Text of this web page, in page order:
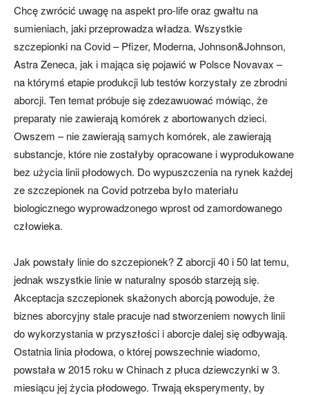
Chcę zwrócić uwagę na aspekt pro-life oraz gwałtu na
sumieniach, jaki przeprowadza władza. Wszystkie
szczepionki na Covid – Pfizer, Moderna, Johnson&Johnson,
Astra Zeneca, jak i mająca się pojawić w Polsce Novavax –
na którymś etapie produkcji lub testów korzystały ze zbrodni
aborcji. Ten temat próbuje się zdezawuować mówiąc, że
preparaty nie zawierają komórek z abortowanych dzieci.
Owszem – nie zawierają samych komórek, ale zawierają
substancje, które nie zostałyby opracowane i wyprodukowane
bez użycia linii płodowych. Do wypuszczenia na rynek każdej
ze szczepionek na Covid potrzeba było materiału
biologicznego wyprowadzonego wprost od zamordowanego
człowieka.
Jak powstały linie do szczepionek? Z aborcji 40 i 50 lat temu,
jednak wszystkie linie w naturalny sposób starzeją się.
Akceptacja szczepionek skażonych aborcją powoduje, że
biznes aborcyjny stale pracuje nad stworzeniem nowych linii
do wykorzystania w przyszłości i aborcje dalej się odbywają.
Ostatnia linia płodowa, o której powszechnie wiadomo,
powstała w 2015 roku w Chinach z płuca dziewczynki w 3.
miesiącu jej życia płodowego. Trwają eksperymenty, by